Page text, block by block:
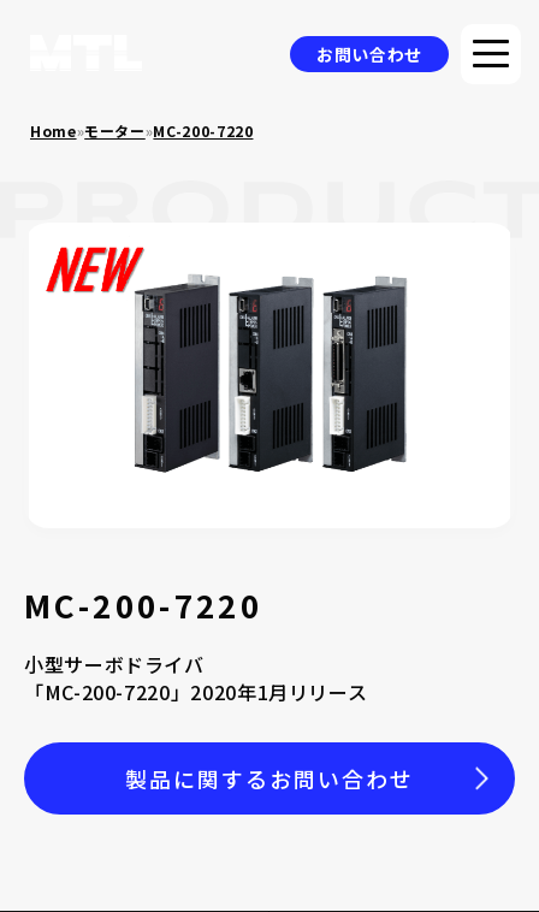
お問い合わせ
品質方針
お電話でのお問い合わせ
Home»モーター»MC-200-7220
MC-200-7220
小型サーボドライバ
「MC-200-7220」2020年1月リリース
製品に関するお問い合わせ